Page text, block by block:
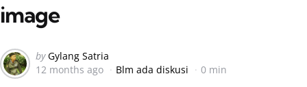
image
Posted
by
by Gylang Satria
12 months ago
Blm ada diskusi 0 min